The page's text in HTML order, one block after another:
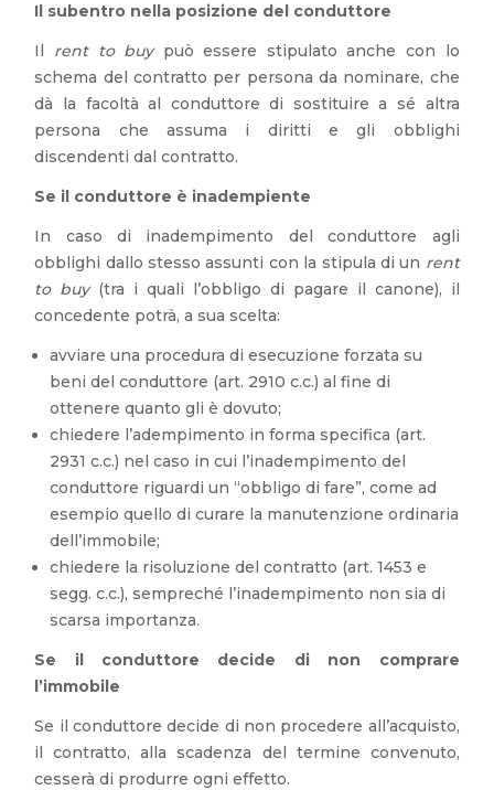
Il subentro nella posizione del conduttore
Il rent to buypuò essere stipulato anche con lo
schema del contratto per persona da nominare, che
dà la facoltà al conduttore di sostituire a sé altra
persona che assuma i diritti e gli obblighi
discendenti dal contratto.
Se il conduttore è inadempiente
In caso di inadempimento del conduttore agli
obblighi dallo stesso assunti con la stipula di un rent
to buy(tra i quali l’obbligo di pagare il canone), il
concedente potrà, a sua scelta:
avviare una procedura di esecuzione forzata su
beni del conduttore (art. 2910 c.c.) al fine di
ottenere quanto gli è dovuto;
chiedere l’adempimento in forma specifica (art.
2931 c.c.) nel caso in cui l’inadempimento del
conduttore riguardi un “obbligo di fare”, come ad
esempio quello di curare la manutenzione ordinaria
dell’immobile;
chiedere la risoluzione del contratto (art. 1453 e
segg. c.c.), sempreché l’inadempimento non sia di
scarsa importanza.
Se il conduttore decide di non comprare
l’immobile
Se il conduttore decide di non procedere all’acquisto,
il contratto, alla scadenza del termine convenuto,
cesserà di produrre ogni effetto.